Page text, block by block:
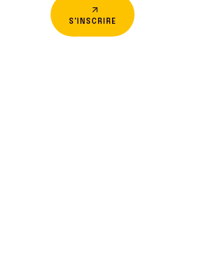
S'INSCRIRE